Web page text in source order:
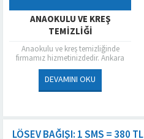
ANAOKULU VE KREŞ
TEMIZLIĞI
Anaokulu ve kreş temizliğinde
firmamız hizmetinizdedir. Ankara
Buharlı Koltuk Yıkama® olarak
işletmelere özel olarak belirlediğimiz
fiyatlarla bütçenize yük olmadan
temizlik...
DEVAMINI OKU
LÖSEV BAĞIŞI: 1 SMS = 380 TL